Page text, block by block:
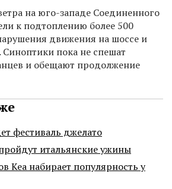
на юго-западе Соединенного
к подтоплению более 500
движения на шоссе и
пока не спешат
и обещают продолжение
фестиваль джелато
итальянские ужины
Кеа набирает популярность у